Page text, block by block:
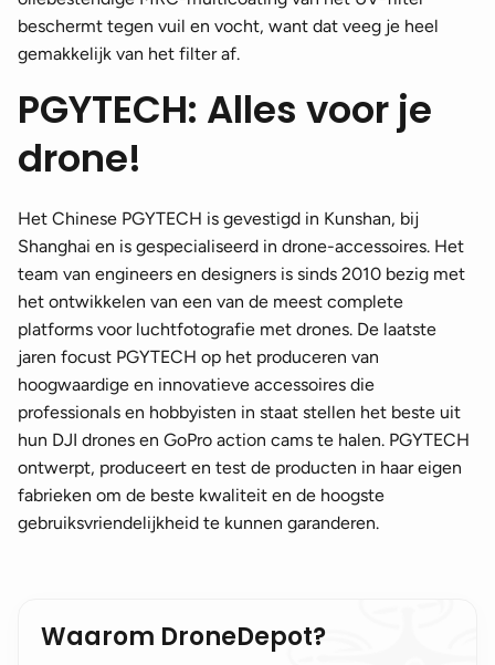
beschermt tegen vuil en vocht, want dat veeg je heel
gemakkelijk van het filter af.
PGYTECH: Alles voor je
drone!
Het Chinese PGYTECH is gevestigd in Kunshan, bij
Shanghai en is gespecialiseerd in drone-accessoires. Het
team van engineers en designers is sinds 2010 bezig met
het ontwikkelen van een van de meest complete
platforms voor luchtfotografie met drones. De laatste
jaren focust PGYTECH op het produceren van
hoogwaardige en innovatieve accessoires die
professionals en hobbyisten in staat stellen het beste uit
hun DJI drones en GoPro action cams te halen. PGYTECH
ontwerpt, produceert en test de producten in haar eigen
fabrieken om de beste kwaliteit en de hoogste
gebruiksvriendelijkheid te kunnen garanderen.
Waarom DroneDepot?